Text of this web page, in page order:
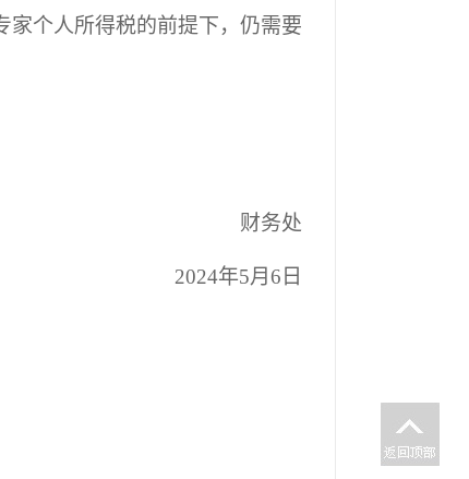
家个人所得税的前提下，仍需要
财务处
2024年5月 6 日